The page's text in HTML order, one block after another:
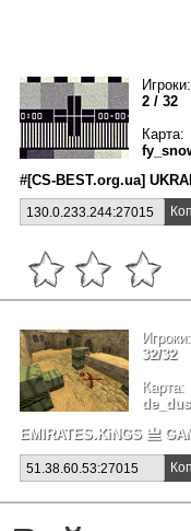
Игроки:
2 / 32
Карта:
#[CS-BEST.org.ua]
130.0.233.244:27015
Игроки:
32/32
Карта:
EMIRATES.KiNGS 亗
51.38.60.53:27015